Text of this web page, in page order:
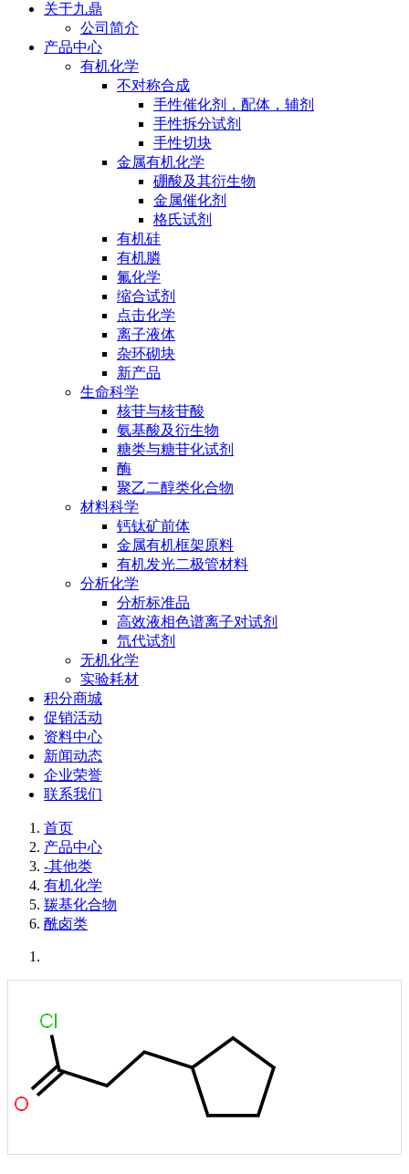
关于九鼎
公司简介
产品中心
有机化学
不对称合成
手性催化剂，配体，辅剂
手性拆分试剂
手性切块
金属有机化学
硼酸及其衍生物
金属催化剂
格氏试剂
有机硅
有机膦
氟化学
缩合试剂
点击化学
离子液体
杂环砌块
新产品
生命科学
核苷与核苷酸
氨基酸及衍生物
糖类与糖苷化试剂
酶
聚乙二醇类化合物
材料科学
钙钛矿前体
金属有机框架原料
有机发光二极管材料
分析化学
分析标准品
高效液相色谱离子对试剂
氘代试剂
无机化学
实验耗材
积分商城
促销活动
资料中心
新闻动态
企业荣誉
联系我们
首页
产品中心
-其他类
有机化学
羰基化合物
酰卤类